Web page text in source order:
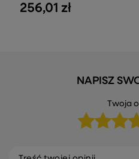
256,01 zł
NAPISZ
Twoja